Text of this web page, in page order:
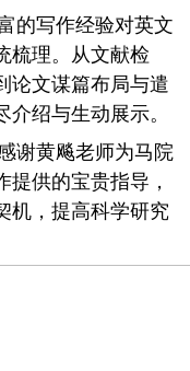
的写作经验对英文
梳理。从文献检
论文谋篇布局与遣
绍与生动展示。
谢黄飚老师为马院
提供的宝贵指导，
机，提高科学研究